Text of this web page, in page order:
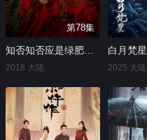
第78集
知否知否应是绿肥红瘦
2018 大陆
白月梵星
2025 大陆